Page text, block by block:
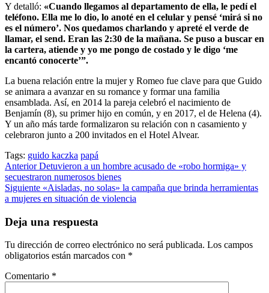
Y detalló: «Cuando llegamos al departamento de ella, le pedí el
teléfono. Ella me lo dio, lo anoté en el celular y pensé ‘mirá si no
es el número’. Nos quedamos charlando y apreté el verde de
llamar, el send. Eran las 2:30 de la mañana. Se puso a buscar en
la cartera, atiende y yo me pongo de costado y le digo ‘me
encantó conocerte’”.
La buena relación entre la mujer y Romeo fue clave para que Guido
se animara a avanzar en su romance y formar una familia
ensamblada. Así, en 2014 la pareja celebró el nacimiento de
Benjamín (8), su primer hijo en común, y en 2017, el de Helena (4).
Y un año más tarde formalizaron su relación con n casamiento y
celebraron junto a 200 invitados en el Hotel Alvear.
Tags: guido kaczka papá
Post
navigation
AnteriorDetuvieron a un hombre acusado de «robo hormiga» y
secuestraron numerosos bienes
Siguiente «Aisladas, no solas» la campaña que brinda herramientas
a mujeres en situación de violencia
Deja una respuesta
Tu dirección de correo electrónico no será publicada. Los campos
obligatorios están marcados con *
Comentario *